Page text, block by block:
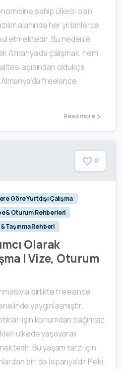
sahip ülkesi olan
alanında her yıl binlerce
etmektedir. Bu nedenle
Almanya’da çalışmak, hem
açısından oldukça
freelance
Read more
0
Göre Yurtdışı Çalışma
& Oturum Rehberleri
& Taşınma Rehberi
Olarak
| Vize, Oturum
birlikte freelance
yaygınlaşmıştır.
işin konumdan bağımsız
ülkede yaşayarak
Bu yaşam tarzı için
biri de İspanya’dır.Peki,